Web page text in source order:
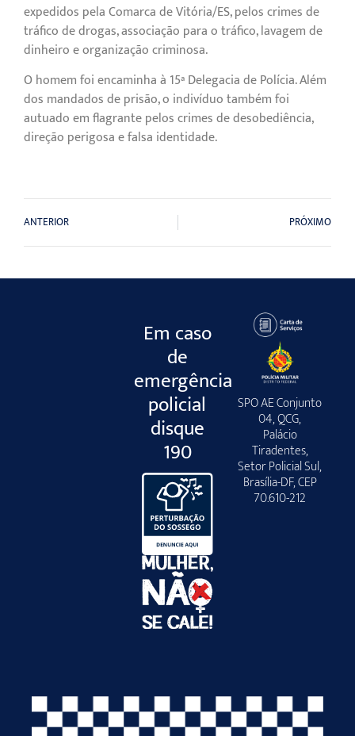
expedidos pela Comarca de Vitória/ES, pelos crimes de
tráfico de drogas, associação para o tráfico, lavagem de
dinheiro e organização criminosa.
O homem foi encaminha à 15ª Delegacia de Polícia. Além
dos mandados de prisão, o indivíduo também foi
autuado em flagrante pelos crimes de desobediência,
direção perigosa e falsa identidade.
ANTERIOR PRÓXIMO
Em caso
de
emergência
policial
disque
190
SPO AE Conjunto
04, QCG,
Palácio
Tiradentes,
Setor Policial Sul,
Brasília-DF, CEP
70.610-212